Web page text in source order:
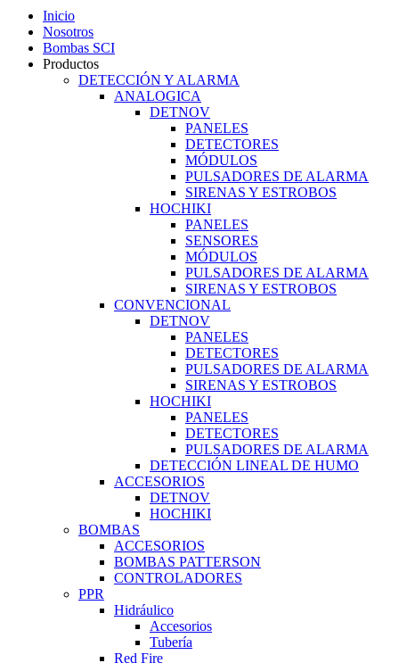
Inicio
Nosotros
Bombas SCI
Productos
DETECCIÓN Y ALARMA
ANALOGICA
DETNOV
PANELES
DETECTORES
MÓDULOS
PULSADORES DE ALARMA
SIRENAS Y ESTROBOS
HOCHIKI
PANELES
SENSORES
MÓDULOS
PULSADORES DE ALARMA
SIRENAS Y ESTROBOS
CONVENCIONAL
DETNOV
PANELES
DETECTORES
PULSADORES DE ALARMA
SIRENAS Y ESTROBOS
HOCHIKI
PANELES
DETECTORES
PULSADORES DE ALARMA
DETECCIÓN LINEAL DE HUMO
ACCESORIOS
DETNOV
HOCHIKI
BOMBAS
ACCESORIOS
BOMBAS PATTERSON
CONTROLADORES
PPR
Hidráulico
Accesorios
Tubería
Red Fire